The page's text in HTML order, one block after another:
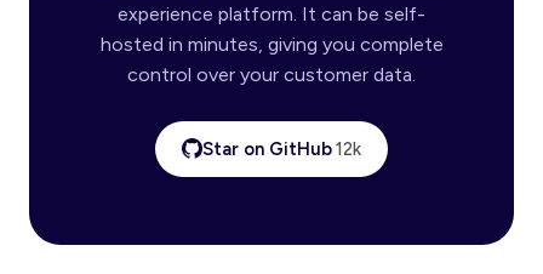
experience platform. It can be self-
hosted in minutes, giving you complete
control over your customer data.
Star on GitHub12k